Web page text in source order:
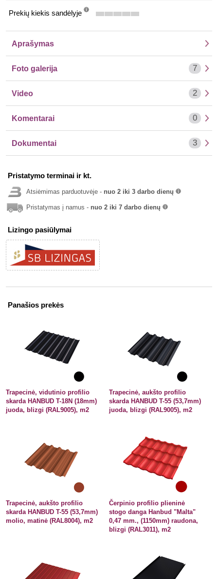
Prekių kiekis sandėlyje
Aprašymas
Foto galerija 7
Video 2
Komentarai 0
Dokumentai 3
Pristatymo terminai ir kt.
Atsiėmimas parduotuvėje - nuo 2 iki 3 darbo dienų
Pristatymas į namus - nuo 2 iki 7 darbo dienų
Lizingo pasiūlymai
Panašios prekės
Trapecinė, vidutinio profilio
skarda HANBUD T-18N (18mm)
juoda, blizgi (RAL9005), m2
Trapecinė, aukšto profilio
skarda HANBUD T-55 (53,7mm)
juoda, blizgi (RAL9005), m2
Trapecinė, aukšto profilio
skarda HANBUD T-55 (53,7mm)
molio, matinė (RAL8004), m2
Čerpinio profilio plieninė
stogo danga Hanbud "Malta"
0,47 mm., (1150mm) raudona,
blizgi (RAL3011), m2